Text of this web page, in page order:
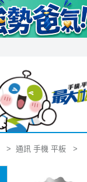
通訊 手機 平板